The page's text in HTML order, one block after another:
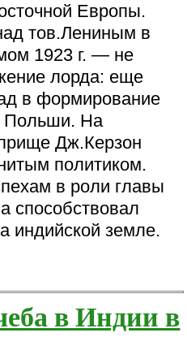
Европы.
тов.Лениным в
1923 г. — не
лорда: еще
в формирование
Польши. На
Дж.Керзон
политиком.
в роли главы
индийской земле.
в Индии в